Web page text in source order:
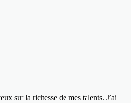
sur la richesse de mes talents. J’ai